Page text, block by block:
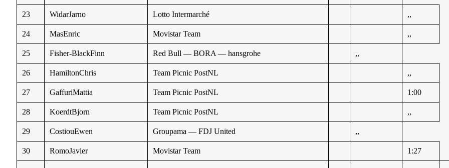
23 WidarJarno Lotto Intermarché ,,
24 MasEnric Movistar Team ,,
25 Fisher-BlackFinn Red Bull — BORA — hansgrohe ,,
26 HamiltonChris Team Picnic PostNL ,,
27 GaffuriMattia Team Picnic PostNL 1:00
28 KoerdtBjorn Team Picnic PostNL ,,
29 CostiouEwen Groupama — FDJ United ,,
30 RomoJavier Movistar Team 1:27